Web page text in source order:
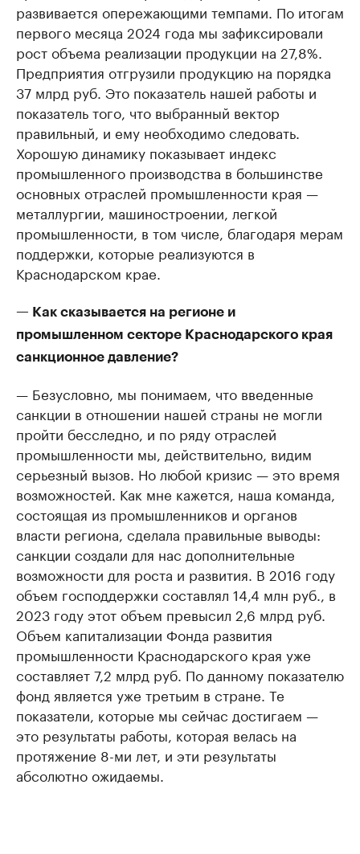
развивается опережающими темпами. По итогам
первого месяца 2024 года мы зафиксировали
рост объема реализации продукции на 27,8%.
Предприятия отгрузили продукцию на порядка
37 млрд руб. Это показатель нашей работы и
показатель того, что выбранный вектор
правильный, и ему необходимо следовать.
Хорошую динамику показывает индекс
промышленного производства в большинстве
основных отраслей промышленности края —
металлургии, машиностроении, легкой
промышленности, в том числе, благодаря мерам
поддержки, которые реализуются в
Краснодарском крае.
— Как сказывается на регионе и
промышленном секторе Краснодарского края
санкционное давление?
— Безусловно, мы понимаем, что введенные
санкции в отношении нашей страны не могли
пройти бесследно, и по ряду отраслей
промышленности мы, действительно, видим
серьезный вызов. Но любой кризис — это время
возможностей. Как мне кажется, наша команда,
состоящая из промышленников и органов
власти региона, сделала правильные выводы:
санкции создали для нас дополнительные
возможности для роста и развития. В 2016 году
объем господдержки составлял 14,4 млн руб., в
2023 году этот объем превысил 2,6 млрд руб.
Объем капитализации Фонда развития
промышленности Краснодарского края уже
составляет 7,2 млрд руб. По данному показателю
фонд является уже третьим в стране. Те
показатели, которые мы сейчас достигаем —
это результаты работы, которая велась на
протяжение 8-ми лет, и эти результаты
абсолютно ожидаемы.